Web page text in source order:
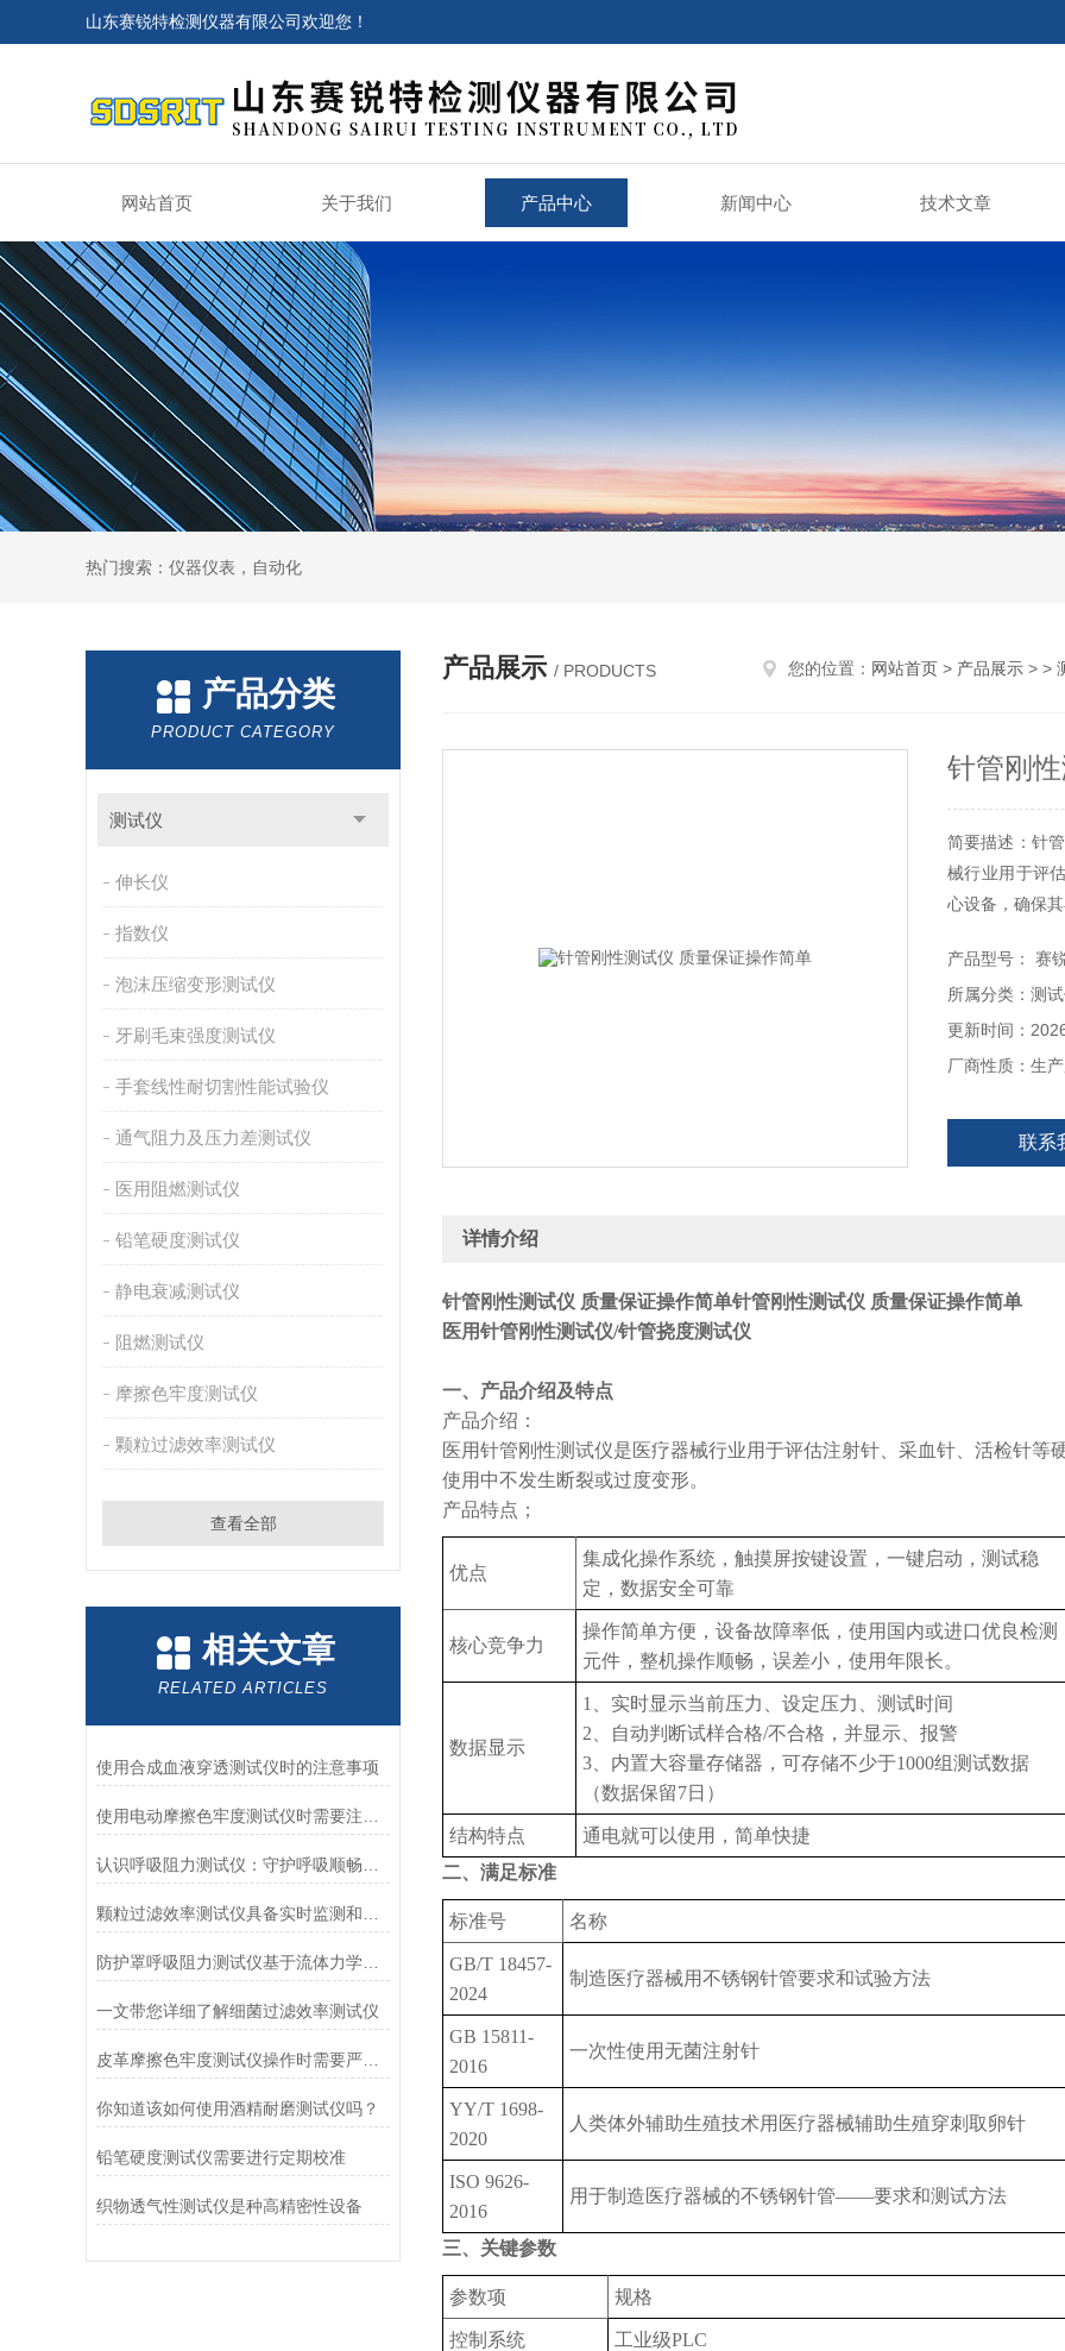
山东赛锐特检测仪器有限公司欢迎您！
网站首页 关于我们 产品中心 新闻中心 技术文章
热门搜索：仪器仪表，自动化
产品分类
PRODUCT CATEGORY
测试仪
伸长仪
指数仪
泡沫压缩变形测试仪
牙刷毛束强度测试仪
手套线性耐切割性能试验仪
通气阻力及压力差测试仪
医用阻燃测试仪
铅笔硬度测试仪
静电衰减测试仪
阻燃测试仪
摩擦色牢度测试仪
颗粒过滤效率测试仪
查看全部
相关文章
RELATED ARTICLES
使用合成血液穿透测试仪时的注意事项
防护罩呼吸阻力测试仪基于流体力学与压力传感技术
一文带您详细了解细菌过滤效率测试仪
皮革摩擦色牢度测试仪操作时需要严格遵循规程
你知道该如何使用酒精耐磨测试仪吗？
铅笔硬度测试仪需要进行定期校准
织物透气性测试仪是种高精密性设备
产品展示 / PRODUCTS 您的位置： 网站首页 > 产品展示 > >
针管刚
简要描述：针
械行业用于评
心设备，确保
产品型号： 赛
所属分类：测
更新时间：
厂商性质：生
联系
详情介绍
针管刚性测试仪 质量保证操作简单针管刚性测试仪 质量保证操作简单
医用针管刚性测试仪/针管挠度测试仪
‌一、产品介绍及特点
产品介绍：
医用针管刚性测试仪是医疗器械行业用于评估注射针、采血针、活检针
使用中不发生断裂或过度变形。
产品特点；
优点
集成化操作系统，触摸屏按键设置，一键启动，测试稳
定，数据安全可靠
核心竞争力
操作简单方便，设备故障率低，使用国内或进口优良检测
元件，整机操作顺畅，误差小，使用年限长。
数据显示
1、实时显示当前压力、设定压力、测试时间
2、自动判断试样合格/不合格，并显示、报警
3、内置大容量存储器，可存储不少于1000组测试数据
（数据保留7日）
结构特点
通电就可以使用，简单快捷
二、满足标准
标准号 名称
GB/T 18457-
2024
制造医疗器械用不锈钢针管要求和试验方法
GB 15811-
2016
一次性使用无菌注射针
YY/T 1698-
2020
人类体外辅助生殖技术用医疗器械辅助生殖穿刺取卵针
ISO 9626-
2016
用于制造医疗器械的不锈钢针管——要求和测试方法
三、关键参数
‌参数项‌ 规格‌
控制系统 工业级PLC